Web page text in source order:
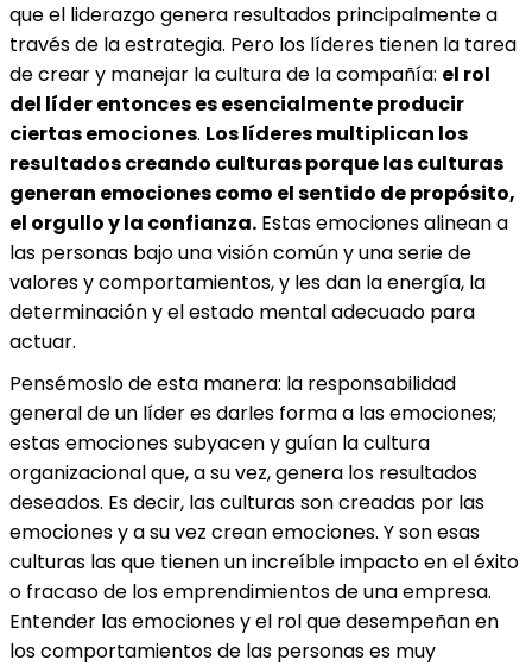
que el liderazgo genera resultados principalmente a
través de la estrategia. Pero los líderes tienen la tarea
de crear y manejar la cultura de la compañía: el rol
del líder entonces es esencialmente producir
ciertas emociones. Los líderes multiplican los
resultados creando culturas porque las culturas
generan emociones como el sentido de propósito,
el orgullo y la confianza. Estas emociones alinean a
las personas bajo una visión común y una serie de
valores y comportamientos, y les dan la energía, la
determinación y el estado mental adecuado para
actuar.
Pensémoslo de esta manera: la responsabilidad
general de un líder es darles forma a las emociones;
estas emociones subyacen y guían la cultura
organizacional que, a su vez, genera los resultados
deseados. Es decir, las culturas son creadas por las
emociones y a su vez crean emociones. Y son esas
culturas las que tienen un increíble impacto en el éxito
o fracaso de los emprendimientos de una empresa.
Entender las emociones y el rol que desempeñan en
los comportamientos de las personas es muy